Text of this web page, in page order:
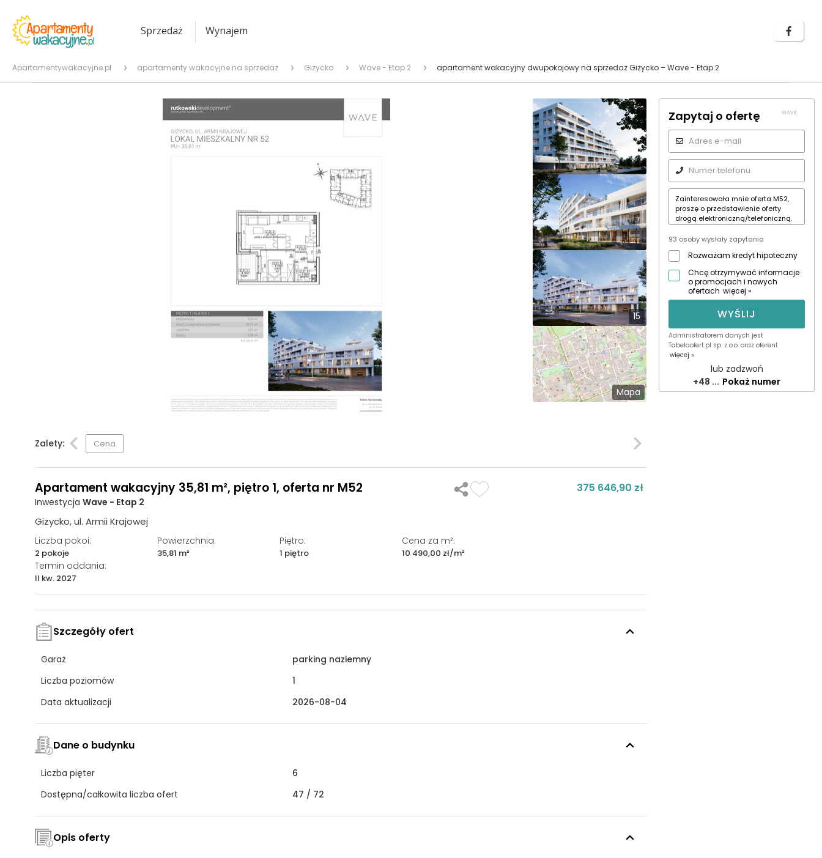
Sprzedaż Wynajem
Apartamentywakacyjne.pl apartamenty wakacyjne na sprzedaż Giżycko Wave - Etap 2 apartament wakacyjny dwupokojowy na sprzedaż Giżycko – Wave - Etap 2
15
Mapa
Zalety: Cena
Apartament wakacyjny 35,81 m², piętro 1, oferta nr M52
Inwestycja Wave - Etap 2
375 646,90 zł
Giżycko, ul. Armii Krajowej
Liczba pokoi:
2 pokoje
Powierzchnia:
35,81 m²
Piętro:
1 piętro
Cena za m²:
10 490,00 zł/m²
Termin oddania:
II kw. 2027
Szczegóły ofert
Garaż
parking naziemny
Liczba poziomów
1
Data aktualizacji
2026-08-04
Dane o budynku
Liczba pięter
6
Dostępna/całkowita liczba ofert
47 / 72
Opis oferty
Zapytaj o ofertę
93 osoby wysłały zapytania
Rozważam kredyt hipoteczny
Chcę otrzymywać informacje
o promocjach i nowych
ofertach więcej »
WYŚLIJ
Administratorem danych jest
Tabelaofert.pl sp. z o.o. oraz oferent
więcej »
lub zadzwoń
+48 ... Pokaż numer